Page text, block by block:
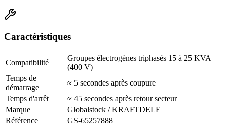
Caractéristiques
Compatibilité
Groupes électrogènes triphasés 15 à 25 KVA
(400 V)
Temps de
démarrage
≈ 5 secondes après coupure
Temps d'arrêt
≈ 45 secondes après retour secteur
Marque
Globalstock / KRAFTDELE
Référence
GS-65257888